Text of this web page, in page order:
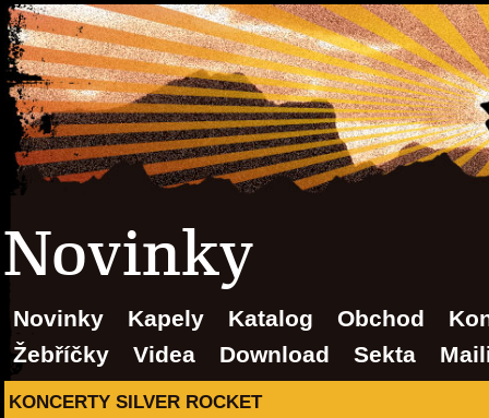
Novinky
Novinky Kapely Katalog Obchod
Žebříčky
Videa Download Sekta
KONCERTY SILVER ROCKET